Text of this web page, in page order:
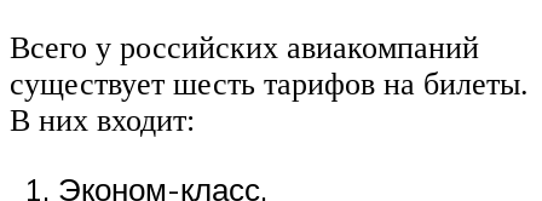
Всего у российских авиакомпаний
существует шесть тарифов на билеты.
В них входит:
Эконом-класс.